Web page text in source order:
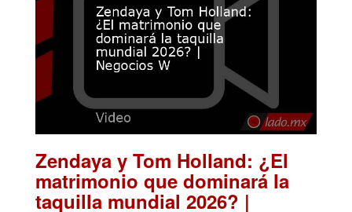
Zendaya y Tom Holland: ¿El
matrimonio que dominará la
taquilla mundial 2026? |